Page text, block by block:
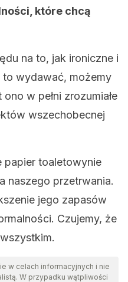
które chcą
na to, jak ironiczne i
to wydawać, możemy
w pełni zrozumiałe
wszechobecnej
​papier toaletowy​nie
naszego przetrwania.
jego zapasów
Czujemy, że
w celach informacyjnych i nie
W przypadku wątpliwości